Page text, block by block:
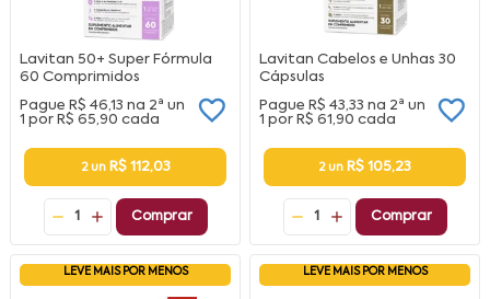
Lavitan 50+ Super Fórmula
60 Comprimidos
Pague R$ 46,13 na 2ª un
1 por R$ 65,90 cada
2 un R$ 112,03
1 Comprar
Lavitan Cabelos e Unhas 30
Cápsulas
Pague R$ 43,33 na 2ª un
1 por R$ 61,90 cada
2 un R$ 105,23
1 Comprar
LEVE MAIS POR MENOS LEVE MAIS POR MENOS